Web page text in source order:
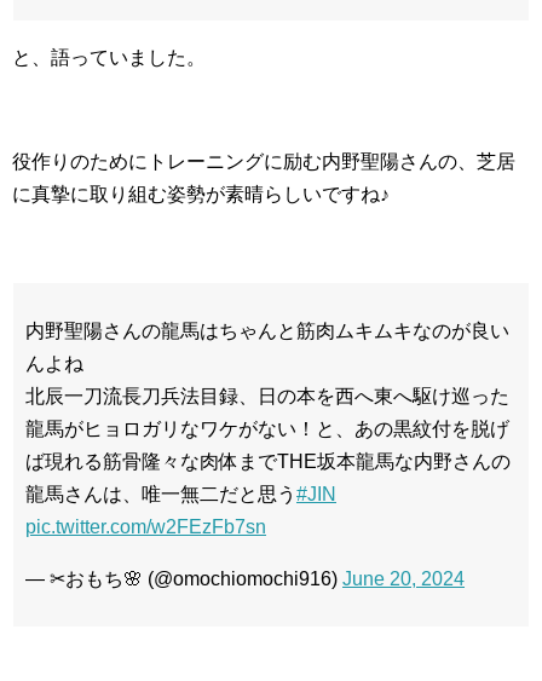
と、語っていました。
役作りのためにトレーニングに励む内野聖陽さんの、芝居
に真摯に取り組む姿勢が素晴らしいですね♪
内野聖陽さんの龍馬はちゃんと筋肉ムキムキなのが良い
んよね
北辰一刀流長刀兵法目録、日の本を西へ東へ駆け巡った
龍馬がヒョロガリなワケがない！と、あの黒紋付を脱げ
ば現れる筋骨隆々な肉体までTHE坂本龍馬な内野さんの
龍馬さんは、唯一無二だと思う #JIN
pic.twitter.com/w2FEzFb7sn
— ️️️✂おもち🌸 (@omochiomochi916) June 20, 2024